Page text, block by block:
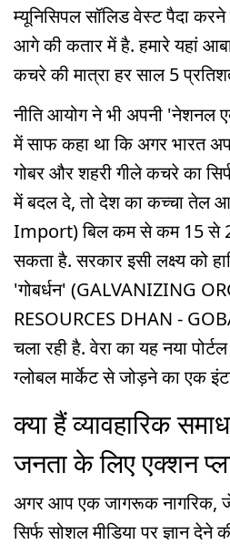
म्यूनिसिपल सॉलिड वेस्ट पैदा
आगे की कतार में है. हमारे यहां
कचरे की मात्रा हर साल 5
नीति आयोग ने भी अपनी 'नेशनल
में साफ कहा था कि अगर भारत
गोबर और शहरी गीले कचरे का
में बदल दे, तो देश का कच्चा तेल
Import) बिल कम से कम 15 से
सकता है. सरकार इसी लक्ष्य को
'गोबर्धन' (GALVANIZING
RESOURCES DHAN -
चला रही है. वेरा का यह नया
ग्लोबल मार्केट से जोड़ने का एक
क्या हैं व्यावहारिक
जनता के लिए एक्शन
अगर आप एक जागरूक नागरिक,
सिर्फ सोशल मीडिया पर ज्ञान